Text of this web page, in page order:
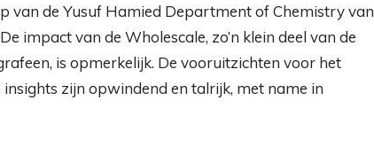
van de Yusuf Hamied Department of Chemistry van
impact van de Wholescale, zo’n klein deel van de
is opmerkelijk. De vooruitzichten voor het
zijn opwindend en talrijk, met name in